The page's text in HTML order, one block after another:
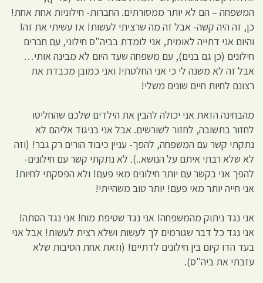
המשפחה – הם לא יותר ממסורתים. החברות- חילוניות אחת אחת!
כן, זה היה קשה- אבל זה מה שרציתי לעשות! אז עשיתי את זה!
והיום אני דתייה לאומית, אני לומדת בביה"ס חילוני, עם חברים
חילונים (כן גם בנים), עם משפחה שעד היום לא מבינה אותי…
אבל זה לא משנה לי כי אני החלטתי! ואני כמובן מכבדת את
רצונם לחיות חיים שונים משלי!
מהבחינה הזאת אני יכולה להבין את הילדים שלכם שהחליטו
לחזור בתשובה, לחזור לשורשים. אבל אני בניגוד אליהם לא
נתקתי קשר עם המשפחה, להפך- עניין כיבוד הורים רק גבר! (וזה
לא שלא רבתי איתם על הנושא..). לא נתקתי קשר עם חילונים-
להפך אני בקשר עם יותר חילונים מאי פעם! ולא הפסקתי לחיות!
אני חייה יותר מאי פעם! יותר טוב משהייתי!
אני נגד ניתוק מהמשפחה! אני נגד שטיפת מוח! אני נגד הסתה!
אני נגד כל דבר שגורמים לך לעשות ושלא רצית לעשות! אבל אני
בעד הדו קיום בין חילונים לדתיים! (וזאת אחת הסיבות שלא
עזבתי את ביה"ס).